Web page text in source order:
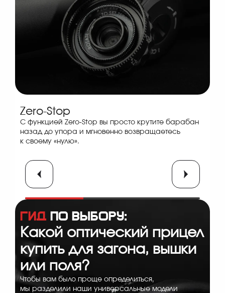
Zero-Stop
С функцией Zero-Stop вы просто крутите барабан
назад до упора и мгновенно возвращаетесь
к своему «нулю».
Тактильность
Мы добились того, чтобы каждый клик был
отчетливым — и на слух, и на ощупь. Вы можете
вносить поправки в перчатках и в полной темноте.
Self-locking
Наши тактические барабаны оснащены системой
блокировки: чтобы внести правку, нужно поднять
барабан, а после — опустить обратно.
Гид по выбору:
Какой оптический прицел
купить для загона, вышки
или поля?
Чтобы вам было проще определиться,
мы разделили наши универсальные модели